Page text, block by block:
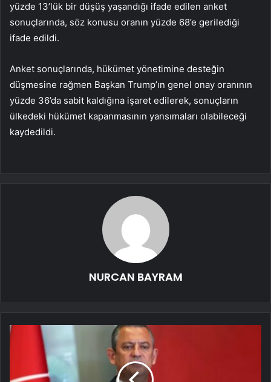
yüzde 13’lük bir düşüş yaşandığı ifade edilen anket
sonuçlarında, söz konusu oranın yüzde 68’e gerilediği
ifade edildi.
Anket sonuçlarında, hükümet yönetimine desteğin
düşmesine rağmen Başkan Trump’ın genel onay oranının
yüzde 36’da sabit kaldığına işaret edilerek, sonuçların
ülkedeki hükümet kapanmasının yansımaları olabileceği
kaydedildi.
NURCAN BAYRAM